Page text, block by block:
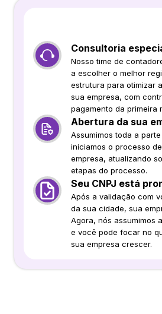
Consultoria
Nosso time de
a escolher o melhor
estrutura para otimizar
sua empresa, com
pagamento da primeira
Abertura da sua
Assumimos toda a
iniciamos o processo
empresa, atualizando
etapas do processo.
Seu CNPJ está
Após a validação com
da sua cidade, sua
Agora, nós assumimos
e você pode focar no
sua empresa crescer.